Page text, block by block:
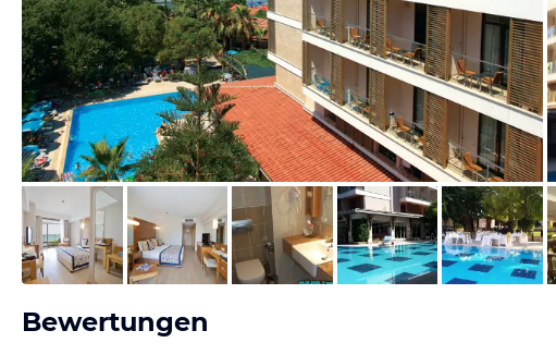
vom Hotelier, April 2012
Bewertungen